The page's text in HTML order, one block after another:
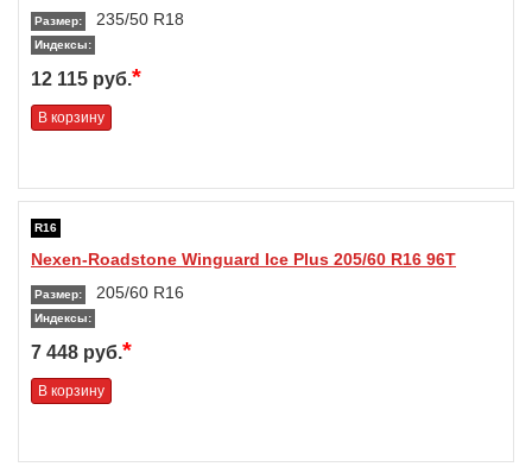
Размер: 235/50 R18
Индексы:
12 115 руб.*
В корзину
R16
Nexen-Roadstone Winguard Ice Plus 205/60 R16 96T
Размер: 205/60 R16
Индексы:
7 448 руб.*
В корзину